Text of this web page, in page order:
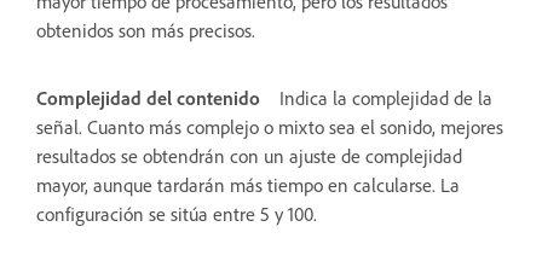
obtenidos son más precisos.
Complejidad del contenido
Indica la complejidad de la
señal. Cuanto más complejo o mixto sea el sonido, mejores
resultados se obtendrán con un ajuste de complejidad
mayor, aunque tardarán más tiempo en calcularse. La
configuración se sitúa entre 5 y 100.